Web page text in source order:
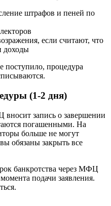
штрафов и пеней по
если считают, что
доходы
поступило, процедура
(1-2 дня)
запись о завершении
погашенными. На
больше не могут
обязаны закрыть все
банкротства через МФЦ
подачи заявления.